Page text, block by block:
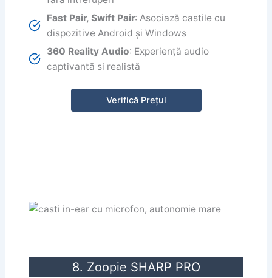
Fast Pair, Swift Pair: Asociază castile cu
dispozitive Android și Windows
360 Reality Audio: Experiență audio
captivantă si realistă
Verifică Prețul
8. Zoopie SHARP PRO